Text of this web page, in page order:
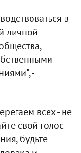
в
личной
-
всех - не
свой голос
будьте